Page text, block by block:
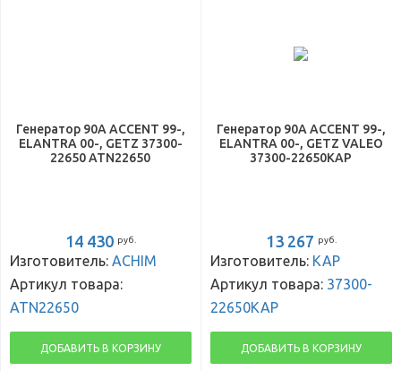
Генератор 90А ACCENT 99-,
ELANTRA 00-, GETZ 37300-
22650 ATN22650
14 430 руб.
Изготовитель: ACHIM
Артикул товара:
ATN22650
ДОБАВИТЬ В КОРЗИНУ
Генератор 90А ACCENT 99-,
ELANTRA 00-, GETZ VALEO
37300-22650KAP
13 267 руб.
Изготовитель: KAP
Артикул товара: 37300-
22650KAP
ДОБАВИТЬ В КОРЗИНУ